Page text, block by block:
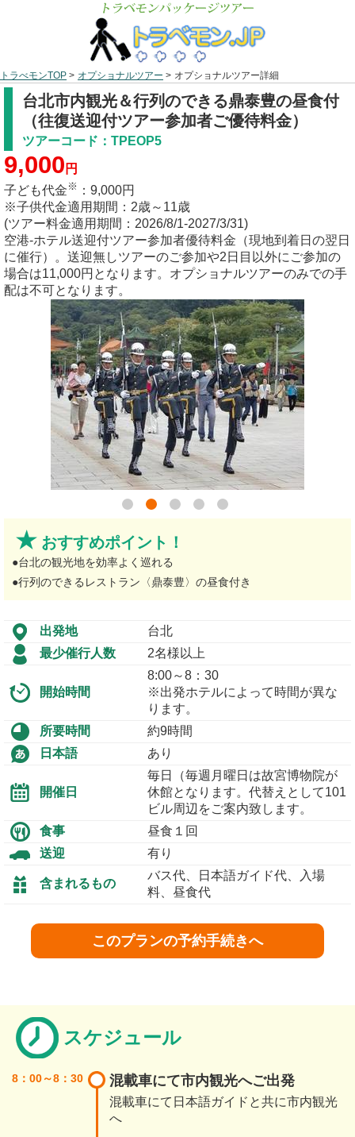
トラべモンTOP > オプショナルツアー > オプショナルツアー詳細
台北市内観光＆行列のできる鼎泰豊の昼食付
（往復送迎付ツアー参加者ご優待料金）
ツアーコード：TPEOP5
9,000 円
子ども代金 ※ ： 9,000円
※子供代金適用期間：2歳～11歳
(ツアー料金適用期間：2026/8/1-2027/3/31)
空港-ホテル送迎付ツアー参加者優待料金（現地到着日の翌日
に催行）。送迎無しツアーのご参加や2日目以外にご参加の
場合は11,000円となります。オプショナルツアーのみでの手
配は不可となります。
おすすめポイント！
●台北の観光地を効率よく巡れる
●行列のできるレストラン〈鼎泰豊〉の昼食付き
出発地
台北
最少催行人数
2名様以上
開始時間
8:00～8：30
※出発ホテルによって時間が異な
ります。
所要時間
約9時間
日本語
あり
開催日
毎日（毎週月曜日は故宮博物院が
休館となります。代替えとして101
ビル周辺をご案内致します。
食事
昼食１回
送迎
有り
含まれるもの
バス代、日本語ガイド代、入場
料、昼食代
このプランの予約手続きへ
スケジュール
8：00～8：30 混載車にて市内観光へご出発
混載車にて日本語ガイドと共に市内観光
へ